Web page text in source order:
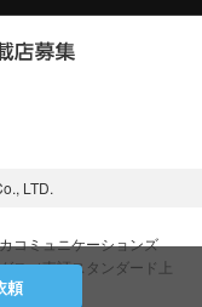
頼
LTD.
コミュニケーションズ
ス（東証スタンダード上
です。